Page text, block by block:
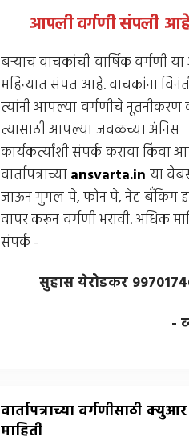
आपली वर्गणी संपली आहे
बर्‍याच वाचकांची वार्षिक वर्गणी
महिन्यात संपत आहे. वाचकांना
त्यांनी आपल्या वर्गणीचे नूतनीकरण
त्यासाठी आपल्या जवळच्या अंनिस
कार्यकर्त्यांशी संपर्क करावा किंवा
वार्तापत्राच्याansvarta.in या
जाऊन गुगल पे, फोन पे, नेट बँकिंग
वापर करून वर्गणी भरावी. अधिक
संपर्क -
सुहास येरोडकर
-
वार्तापत्राच्या वर्गणीसाठी
माहिती